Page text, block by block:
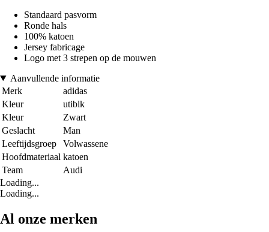
Standaard pasvorm
Ronde hals
100% katoen
Jersey fabricage
Logo met 3 strepen op de mouwen
Aanvullende informatie
Merk
adidas
Kleur
utiblk
Kleur
Zwart
Geslacht
Man
Leeftijdsgroep
Volwassene
Hoofdmateriaal katoen
Team
Audi
Loading...
Loading...
Al onze merken